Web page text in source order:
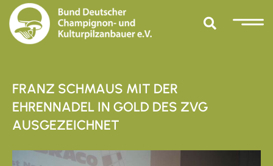
FRANZ SCHMAUS MIT DER
EHRENNADEL IN GOLD DES ZVG
AUSGEZEICHNET